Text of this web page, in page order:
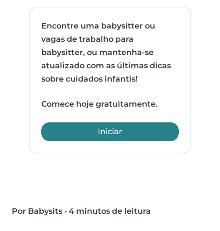
Encontre uma babysitter ou
vagas de trabalho para
babysitter, ou mantenha-se
atualizado com as últimas dicas
sobre cuidados infantis!
Comece hoje gratuitamente.
Iniciar
Por Babysits • 4 minutos de leitura